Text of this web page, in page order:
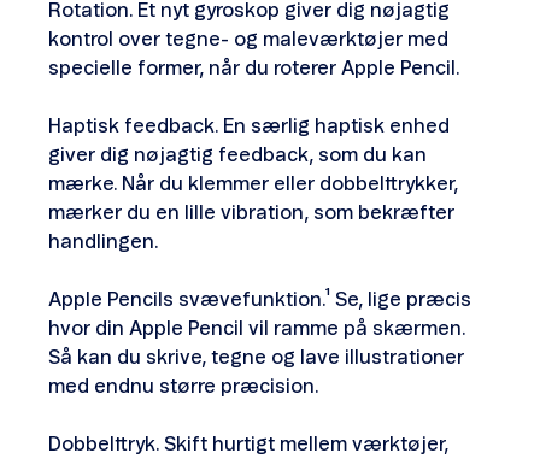
Rotation. Et nyt gyroskop giver dig nøjagtig
kontrol over tegne- og maleværktøjer med
specielle former, når du roterer Apple Pencil.
Haptisk feedback. En særlig haptisk enhed
giver dig nøjagtig feedback, som du kan
mærke. Når du klemmer eller dobbelttrykker,
mærker du en lille vibration, som bekræfter
handlingen.
Apple Pencils svævefunktion.¹ Se, lige præcis
hvor din Apple Pencil vil ramme på skærmen.
Så kan du skrive, tegne og lave illustrationer
med endnu større præcision.
Dobbelttryk. Skift hurtigt mellem værktøjer,